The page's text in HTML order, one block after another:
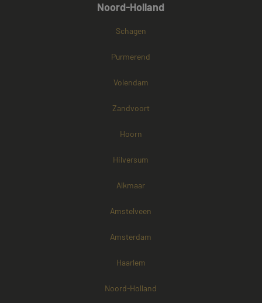
Noord-Holland
Schagen
Purmerend
Volendam
Zandvoort
Hoorn
Hilversum
Alkmaar
Amstelveen
Amsterdam
Haarlem
Noord-Holland